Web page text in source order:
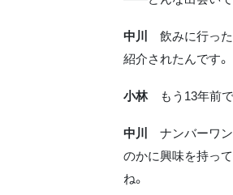
中川 飲みに行っ
紹介されたんです。
小林もう13年前で
中川 ナンバーワ
のかに興味を持っ
ね。